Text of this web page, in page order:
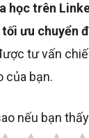
học trên
ưu chuyển
tư vấn
của bạn.
nếu bạn